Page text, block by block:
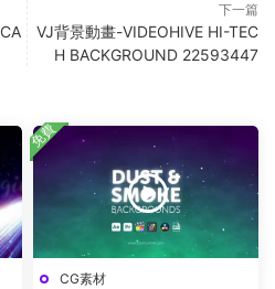
下一篇
VJ背景動畫-VIDEOHIVE HI-TEC
H BACKGROUND 22593447
CG素材
免費